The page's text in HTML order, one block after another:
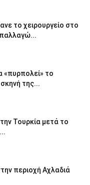
το χειρουργείο στο
το
της...
Τουρκία μετά το
περιοχή Αχλαδιά